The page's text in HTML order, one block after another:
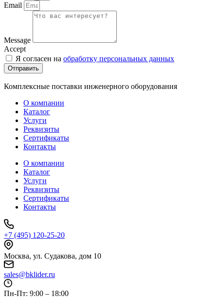
Email
Message
Accept
Я согласен на обработку персональных данных
Отправить
Комплексные поставки инженерного оборудования
О компании
Каталог
Услуги
Реквизиты
Сертификаты
Контакты
О компании
Каталог
Услуги
Реквизиты
Сертификаты
Контакты
+7 (495) 120-25-20
Москва, ул. Судакова, дом 10
sales@bklider.ru
Пн-Пт: 9:00 – 18:00